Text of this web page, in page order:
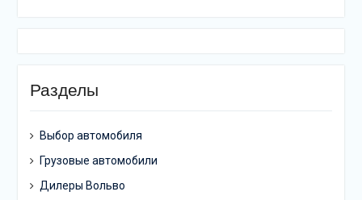
Разделы
Выбор автомобиля
Грузовые автомобили
Дилеры Вольво